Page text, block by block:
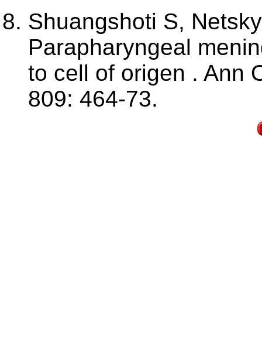
Shuangshoti S,
Parapharyngeal
to cell of origen . Ann
809: 464-73.